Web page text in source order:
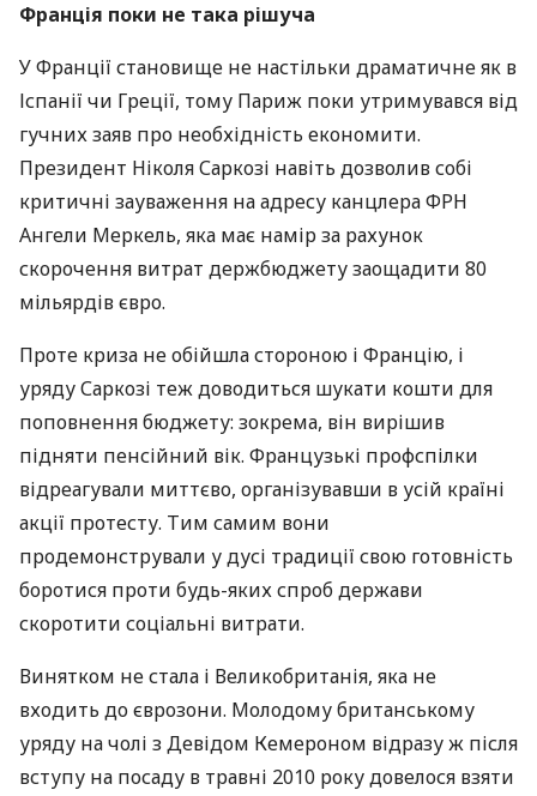
Франція поки не така рішуча
У Франції становище не настільки драматичне як в
Іспанії чи Греції, тому Париж поки утримувався від
гучних заяв про необхідність економити.
Президент Ніколя Саркозі навіть дозволив собі
критичні зауваження на адресу канцлера ФРН
Ангели Меркель, яка має намір за рахунок
скорочення витрат держбюджету заощадити 80
мільярдів євро.
Проте криза не обійшла стороною і Францію, і
уряду Саркозі теж доводиться шукати кошти для
поповнення бюджету: зокрема, він вирішив
підняти пенсійний вік. Французькі профспілки
відреагували миттєво, організувавши в усій країні
акції протесту. Тим самим вони
продемонстрували у дусі традиції свою готовність
боротися проти будь-яких спроб держави
скоротити соціальні витрати.
Винятком не стала і Великобританія, яка не
входить до єврозони. Молодому британському
уряду на чолі з Девідом Кемероном відразу ж після
вступу на посаду в травні 2010 року довелося взяти